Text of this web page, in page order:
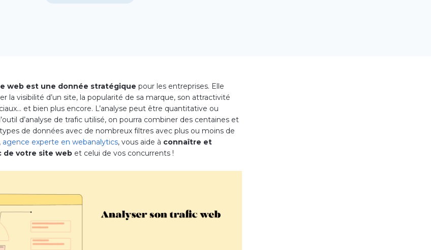
web est une donnée stratégique pour les entreprises. Elle
la visibilité d’un site, la popularité de sa marque, son attractivité
et bien plus encore. L’analyse peut être quantitative ou
d’analyse de trafic utilisé, on pourra combiner des centaines et
de données avec de nombreux filtres avec plus ou moins de
agence experte en webanalytics, vous aide à connaître et
de votre site web et celui de vos concurrents !